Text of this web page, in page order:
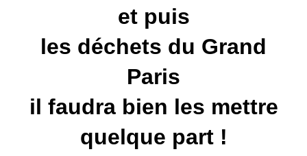
et puis
les déchets du Grand
Paris
il faudra bien les mettre
quelque part !